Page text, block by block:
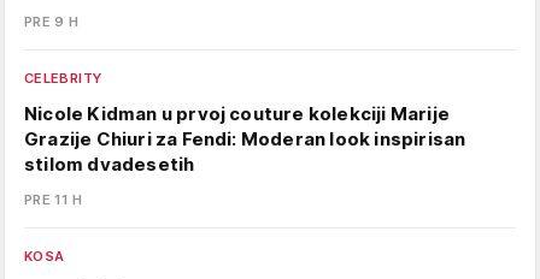
PRE 9 H
CELEBRITY
Nicole Kidman u prvoj couture kolekciji Marije
Grazije Chiuri za Fendi: Moderan look inspirisan
stilom dvadesetih
PRE 11 H
KOSA